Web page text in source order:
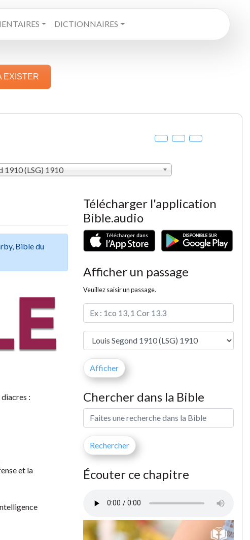
DICTIONNAIRES
EXISTER
1910 (LSG) 1910
Bible du
:
et la
Télécharger l'application
Bible.audio
Afficher un passage
Veuillez saisir un passage.
Chercher dans la Bible
Écouter ce chapitre